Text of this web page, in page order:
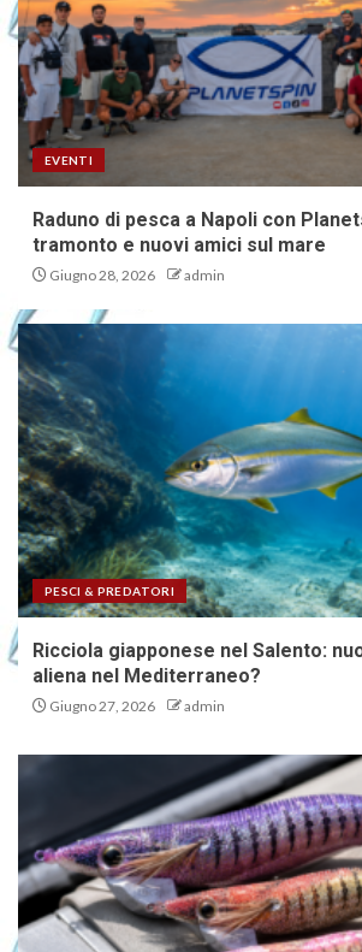
EVENTI
Raduno di pesca a Napoli con
tramonto e nuovi amici sul mare
Giugno 28, 2026 admin
PESCI & PREDATORI
Ricciola giapponese nel Salento:
aliena nel Mediterraneo?
Giugno 27, 2026 admin